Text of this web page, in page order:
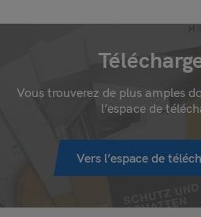
Vous trouverez de plus amples
l’espace de
Vers l’espace de